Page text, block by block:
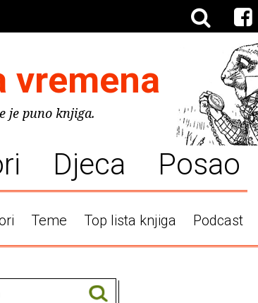
vremena
je puno knjiga.
Djeca Posao
Teme Top lista knjiga Podcast